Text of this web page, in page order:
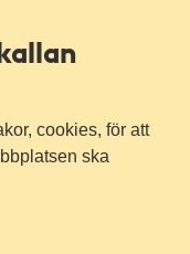
cookies, för att
ska